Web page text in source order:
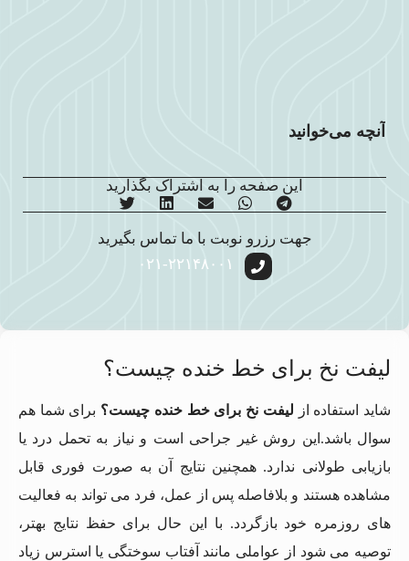
آنچه می‌خوانید
این صفحه را به اشتراک بگذارید
جهت رزرو نوبت با ما تماس بگیرید
۰۲۱-۲۲۱۴۸۰۰۱
لیفت نخ برای خط خنده چیست؟
شاید استفاده از لیفت نخ برای خط خنده چیست؟ برای شما هم
سوال باشد.این روش غیر جراحی است و نیاز به تحمل درد یا
بازیابی طولانی ندارد. همچنین نتایج آن به صورت فوری قابل
مشاهده هستند و بلافاصله پس از عمل، فرد می ‌تواند به فعالیت
‌های روزمره خود بازگردد. با این حال برای حفظ نتایج بهتر،
توصیه می ‌شود از عواملی مانند آفتاب سوختگی یا استرس زیاد